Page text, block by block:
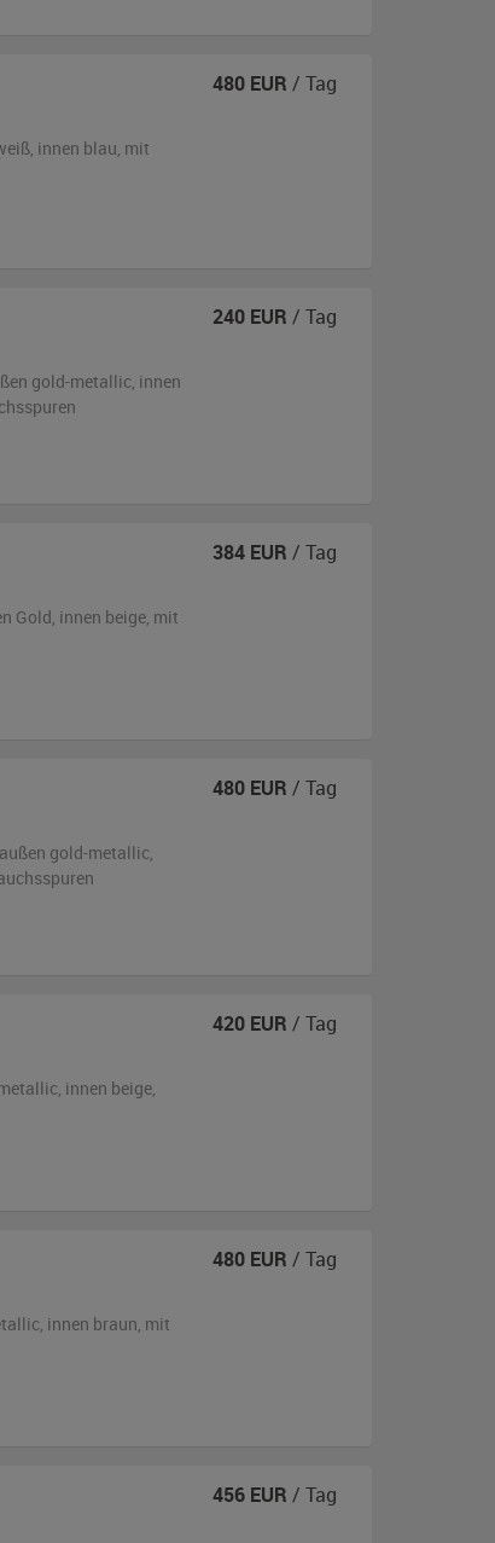
, innen blau, mit
480 EUR / Tag
gold-metallic, innen
240 EUR / Tag
Gold, innen beige, mit
384 EUR / Tag
außen gold-metallic,
480 EUR / Tag
, innen beige,
420 EUR / Tag
, innen braun, mit
480 EUR / Tag
456 EUR / Tag